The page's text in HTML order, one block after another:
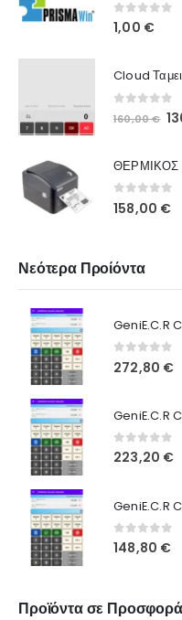
0 out of
1,00 €
out of
160,00€
0out of
158,00 €
Νεότερα Προίόντα
GeniE.C.R
0out of
272,80 €
GeniE.C.R
0out of
223,20 €
GeniE.C.R
0out of
148,80 €
Προϊόντα σε Προσφορά